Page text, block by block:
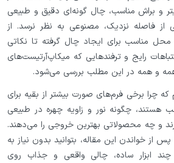
و براش مناسب، چال گونه‌ای دقیق و طبیعی
از فاصله نزدیک، مصنوعی به نظر نرسد. از
مناسب برای ایجاد چال گرفته تا نکاتی
رایج و ترفندهایی که میکاپ‌آرتیست‌های
همه و همه در این مطلب بررسی می‌شود.
چرا برخی فرم‌های صورت بیشتر از بقیه برای
هستند، چگونه نور و زاویه چهره در طبیعی
و چه محصولاتی بهترین خروجی را می‌دهند.
خواندن این مقاله، بتوانید بدون نیاز به
ابزار ساده، چالی واقعی و جذاب روی